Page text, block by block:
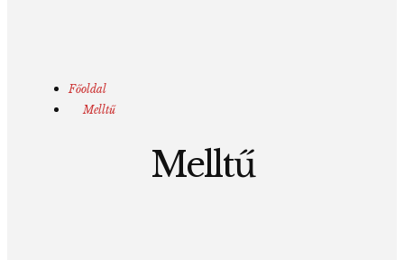
Főoldal
Melltű
Melltű